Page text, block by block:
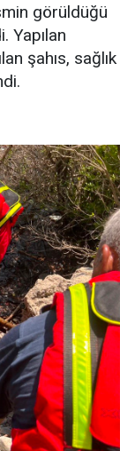
görüldüğü
Yapılan
şahıs, sağlık